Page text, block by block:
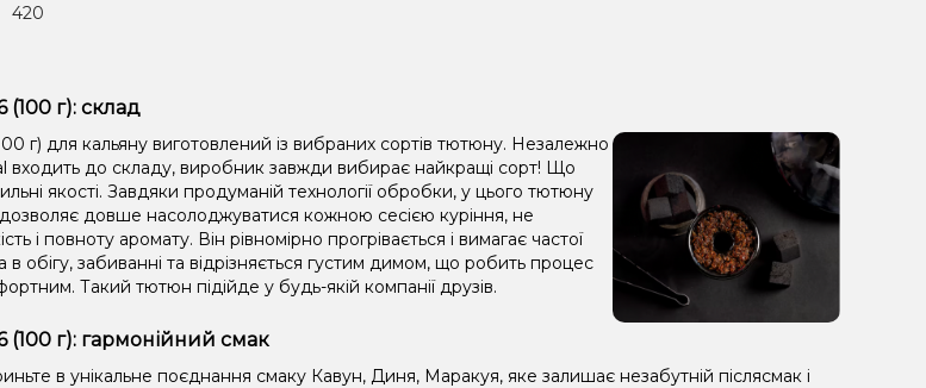
420
г): склад
г) для кальяну виготовлений із вибраних сортів тютюну. Незалежно
входить до складу, виробник завжди вибирає найкращі сорт! Що
якості. Завдяки продуманій технології обробки, у цього тютюну
дозволяє довше насолоджуватися кожною сесією куріння, не
і повноту аромату. Він рівномірно прогрівається і вимагає частої
в обігу, забиванні та відрізняється густим димом, що робить процес
Такий тютюн підійде у будь-якій компанії друзів.
г): гармонійний смак
в унікальне поєднання смаку Кавун, Диня, Маракуя, яке залишає незабутній післясмак і